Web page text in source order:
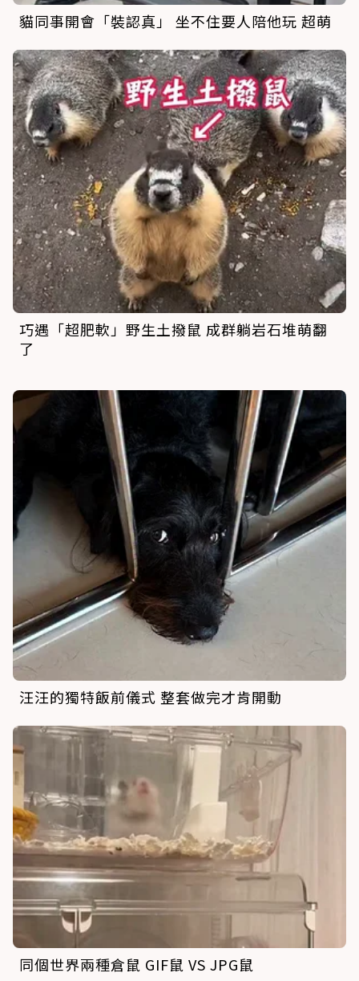
貓同事開會「裝認真」 坐不住要人陪他玩 超萌
巧遇「超肥軟」野生土撥鼠 成群躺岩石堆萌翻
了
汪汪的獨特飯前儀式 整套做完才肯開動
同個世界兩種倉鼠 GIF鼠 VS JPG鼠